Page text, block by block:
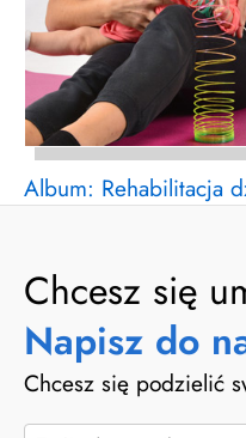
Album: Rehabilitacja
Chcesz się
Napisz do
Chcesz się podzielić